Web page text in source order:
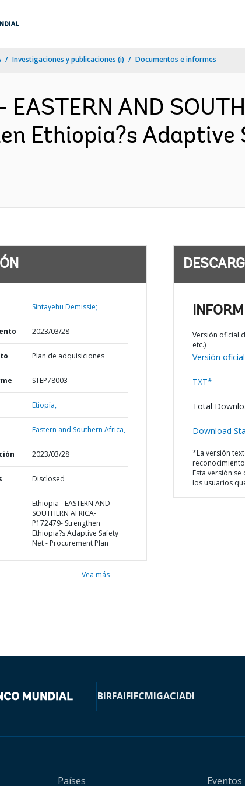
Investigaciones y publicaciones (i) Documentos e informes
EASTERN AND
Ethiopia?s
Sintayehu Demissie;
2023/03/28
Plan de adquisiciones
STEP78003
Etiopía,
Eastern and Southern Africa,
2023/03/28
Disclosed
Ethiopia - EASTERN AND
SOUTHERN AFRICA-
P172479- Strengthen
Ethiopia?s Adaptive Safety
Net - Procurement Plan
Vea más
Versión oficial
etc.)
Versión
TXT*
Total
Download
*La versión
Esta versión
los usuarios
BIRFAIFIFCMIGACIADI
Países Eventos